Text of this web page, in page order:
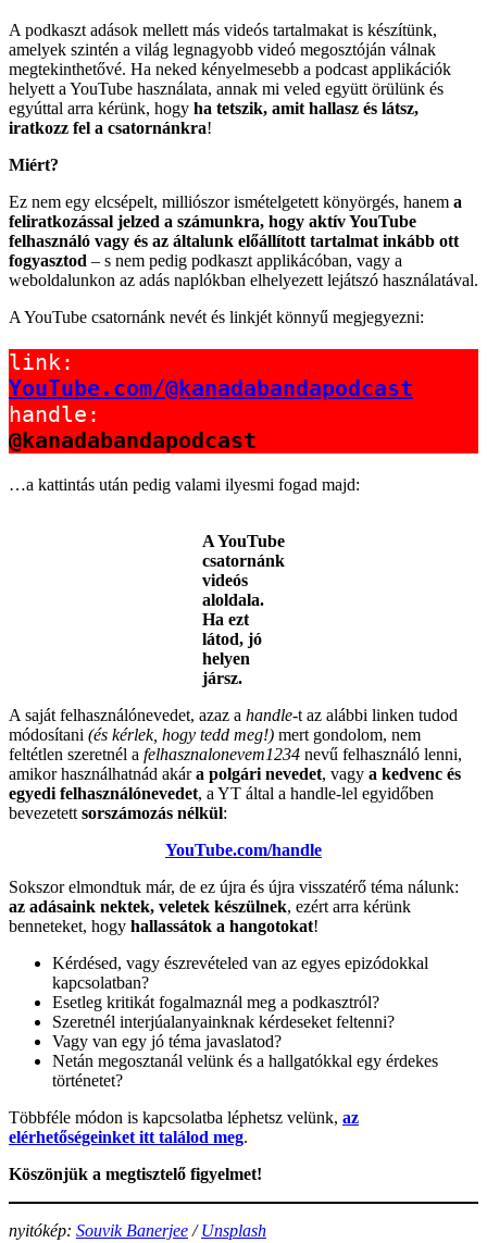
A podkaszt adások mellett más videós tartalmakat is készítünk,
amelyek szintén a világ legnagyobb videó megosztóján válnak
megtekinthetővé. Ha neked kényelmesebb a podcast applikációk
helyett a YouTube használata, annak mi veled együtt örülünk és
egyúttal arra kérünk, hogy ha tetszik, amit hallasz és látsz,
iratkozz fel a csatornánkra!
Miért?
Ez nem egy elcsépelt, milliószor ismételgetett könyörgés, hanem a
feliratkozással jelzed a számunkra, hogy aktív YouTube
felhasználó vagy és az általunk előállított tartalmat inkább ott
fogyasztod – s nem pedig podkaszt applikácóban, vagy a
weboldalunkon az adás naplókban elhelyezett lejátszó használatával.
A YouTube csatornánk nevét és linkjét könnyű megjegyezni:
YouTube.com/@kanadabandapodcast
@kanadabandapodcast
…a kattintás után pedig valami ilyesmi fogad majd:
A YouTube
csatornánk
videós
aloldala.
Ha ezt
látod, jó
helyen
jársz.
A saját felhasználónevedet, azaz a handle-t az alábbi linken tudod
módosítani (és kérlek, hogy tedd meg!) mert gondolom, nem
feltétlen szeretnél a felhasznalonevem1234 nevű felhasználó lenni,
amikor használhatnád akára polgári nevedet, vagy a kedvenc és
egyedi felhasználónevedet, a YT által a handle-lel egyidőben
bevezetett sorszámozás nélkül:
YouTube.com/handle
Sokszor elmondtuk már, de ez újra és újra visszatérő téma nálunk:
az adásaink nektek, veletek készülnek, ezért arra kérünk
benneteket, hogy hallassátok a hangotokat!
Kérdésed, vagy észrevételed van az egyes epizódokkal
kapcsolatban?
Esetleg kritikát fogalmaznál meg a podkasztról?
Szeretnél interjúalanyainknak kérdeseket feltenni?
Vagy van egy jó téma javaslatod?
Netán megosztanál velünk és a hallgatókkal egy érdekes
történetet?
Többféle módon is kapcsolatba léphetsz velünk, az
elérhetőségeinket itt találod meg.
Köszönjük a megtisztelő figyelmet!
nyitókép: Souvik Banerjee /Unsplash